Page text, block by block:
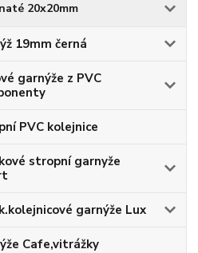
20x20mm
19mm černá
garnýže z PVC
PVC kolejnice
stropní garnyže
garnýže Lux
Cafe,vitrážky